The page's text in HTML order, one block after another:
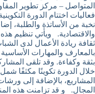
فعاليات اختتام الدورة
نخبة من الأساتذة والطلبة،
والاقتصادية. ويأتي تنظيم
ثقافة ريادة الأعمال لدى
بالمعارف والمهارات
خلال الدورة تكوينًا مكثفًا
المشاريع، بالإضافة إلى
المجال. و قد تزامنت هذه